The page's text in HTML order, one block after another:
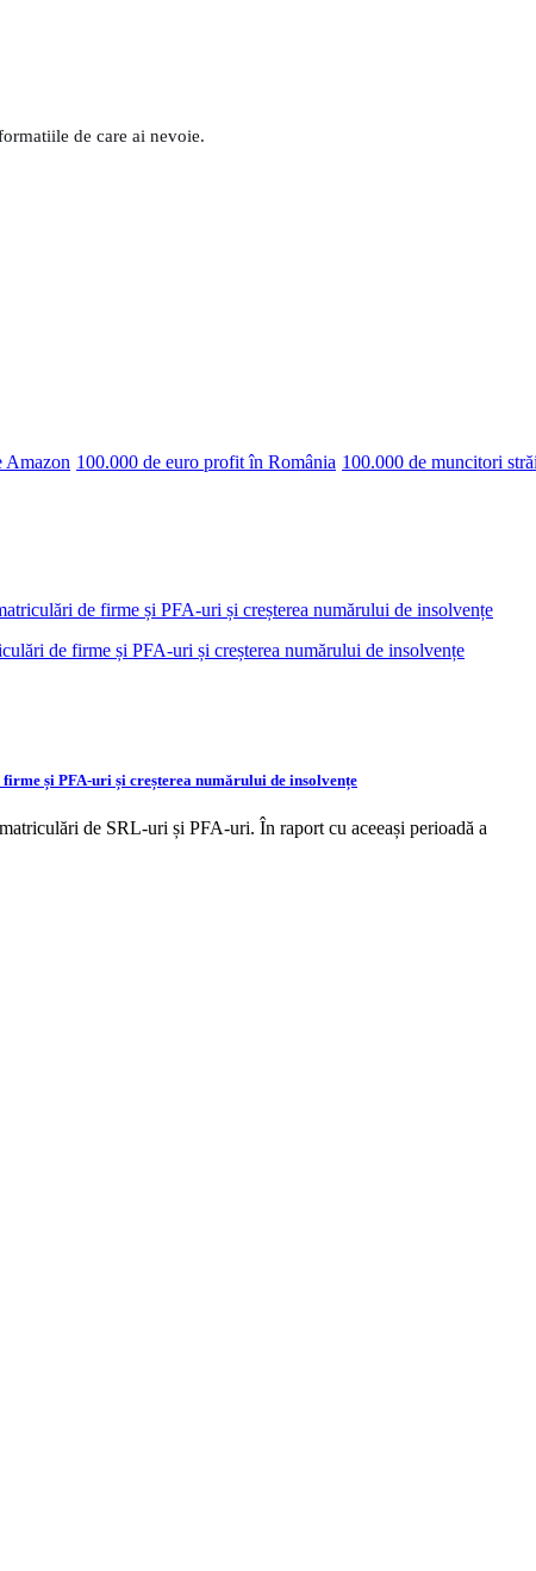
de care ai nevoie.
Amazon 100.000 de euro profit în România 100.000 de muncitori
de firme și PFA-uri și creșterea numărului de insolvențe
și PFA-uri și creșterea numărului de insolvențe
de SRL-uri și PFA-uri. În raport cu aceeași perioadă a